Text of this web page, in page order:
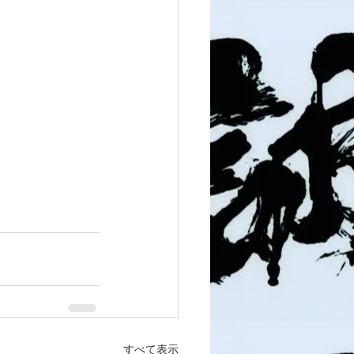
すべて表示